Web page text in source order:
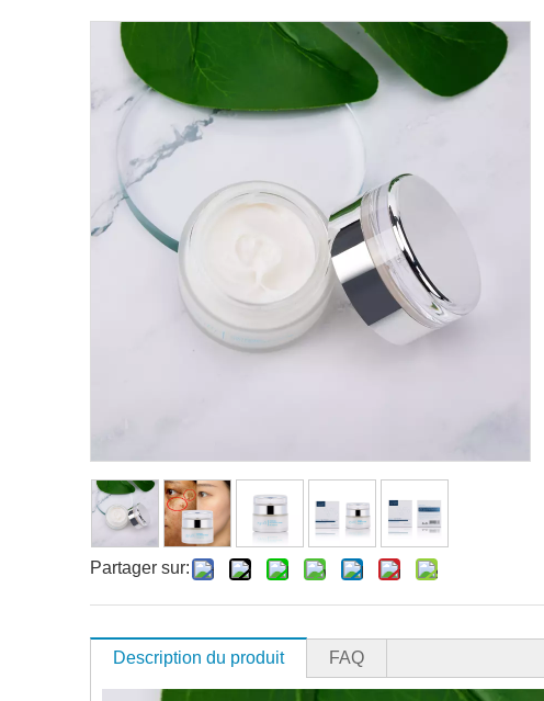
Partager sur:
Description du produit FAQ